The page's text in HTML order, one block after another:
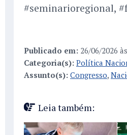
#seminarioregional,
Publicado em: 26/06/2026
Categoria(s): Política
Assunto(s): Congresso,
Leia também: